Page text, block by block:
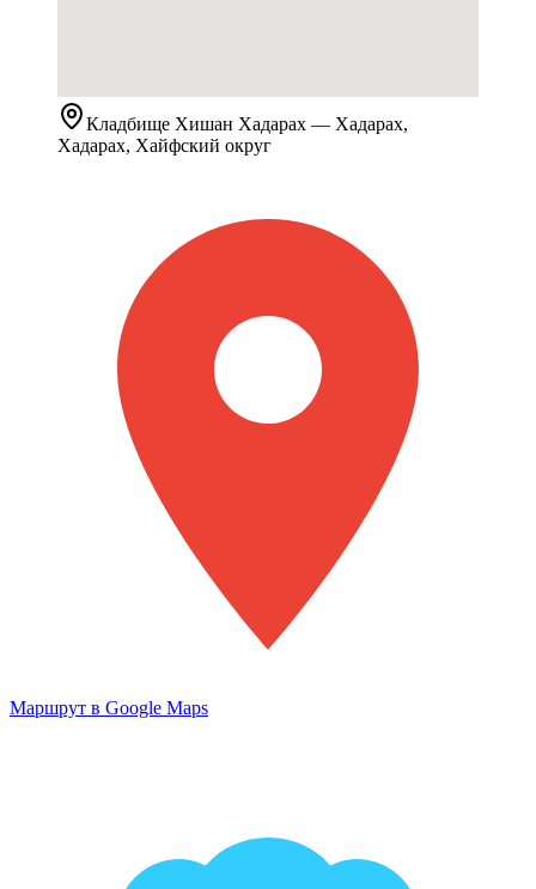
Кладбище Хишан Хадарах — Хадарах,
Хадарах, Хайфский округ
Маршрут в Google Maps